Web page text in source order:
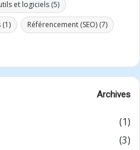
et logiciels (5)
(1) Référencement (SEO) (7)
Archives
(1)
(3)